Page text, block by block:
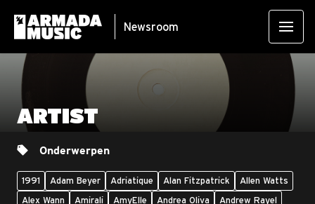
Newsroom
ARTIST
Onderwerpen
1991 Adam Beyer Adriatique Alan Fitzpatrick
Allen Watts
Alex Wann
Amirali AmyElle Andrea Oliva
Andrew Rayel